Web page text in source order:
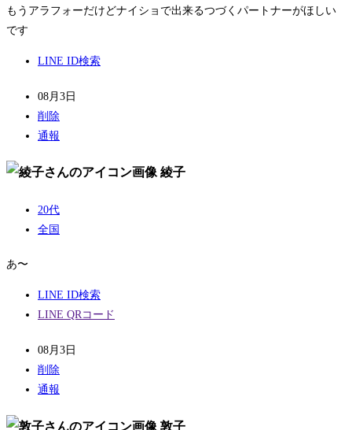
もうアラフォーだけどナイショで出来るつづくパートナーがほしい
です
LINE ID検索
08月3日
削除
通報
綾子
20代
全国
あ〜
LINE ID検索
LINE QRコード
08月3日
削除
通報
敦子